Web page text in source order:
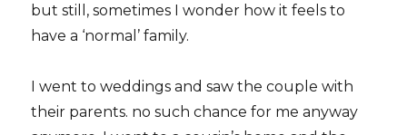
but still, sometimes I wonder how it feels to
have a ‘normal’ family.
I went to weddings and saw the couple with
their parents. no such chance for me anyway